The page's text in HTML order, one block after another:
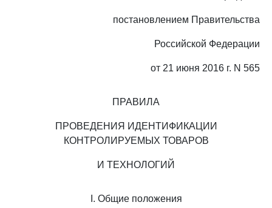
постановлением Правительства
Российской Федерации
от 21 июня 2016 г. N 565
ПРАВИЛА
ПРОВЕДЕНИЯ ИДЕНТИФИКАЦИИ
КОНТРОЛИРУЕМЫХ ТОВАРОВ
И ТЕХНОЛОГИЙ
I. Общие положения